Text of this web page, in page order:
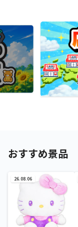
おすすめ景品
26.08.06